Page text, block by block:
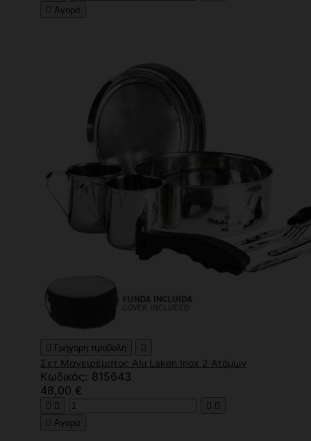
 Αγορά
 Γρήγορη προβολή 
Σετ Μαγειρέματος Alu Laken Inox 2 Ατόμων
Κωδικός: 815643
48,00 €
   
 Αγορά